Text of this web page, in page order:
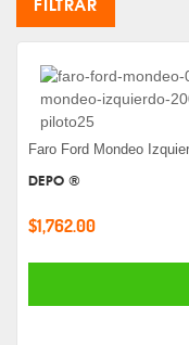
FILTRAR
Faro Ford Mondeo
DEPO ®
$1,762.00